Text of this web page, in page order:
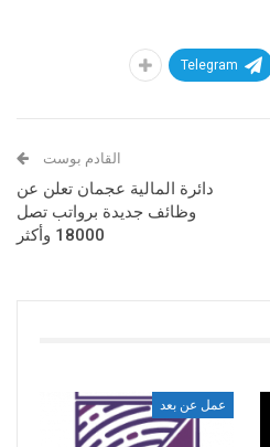
Telegram
القادم بوست
دائرة المالية عجمان تعلن عن
وظائف جديدة برواتب تصل
18000 وأكثر
عمل عن بعد